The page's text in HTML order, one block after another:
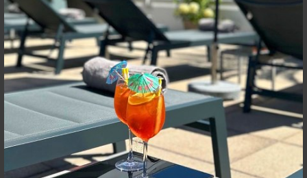
BAR SPA
Priestranný bar sa nachádza medzi bazénmi v kľudovej
zóne časti SPA s príjemným posedením s priamym
výhľadom na bazény. Bar ponúka širokú paletu
alkoholických a nealkoholických nápojov, rôzne druhy
teplých a studených nápojov, lahodné chute rôznych
druhov horúcich čokolád.V letných mesiacoch je k